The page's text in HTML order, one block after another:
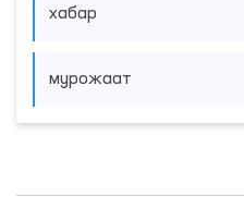
хабар
мурожаат